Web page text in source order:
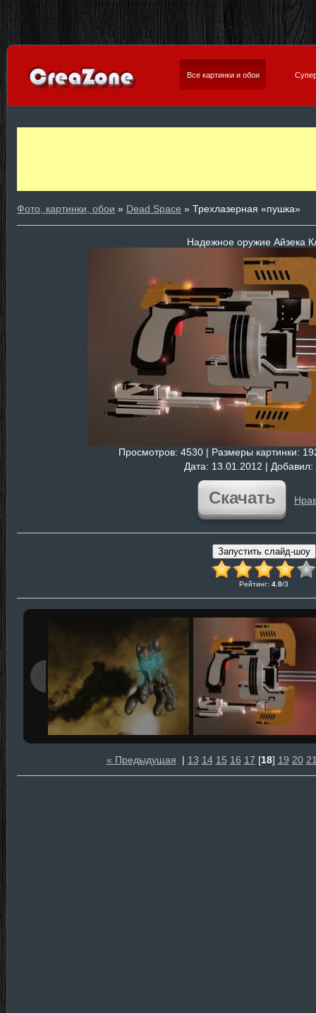
Все картинки и обои
Фото, картинки, обои » Dead Space » Трехлазерная «пушка»
Надежное оружие Айзека
Просмотров: 4530 | Размеры картинки:
Дата: 13.01.2012 | Добавил:
Скачать
Рейтинг: 4.0/3
« Предыдущая | 13 14 15 16 17 [18] 19 20